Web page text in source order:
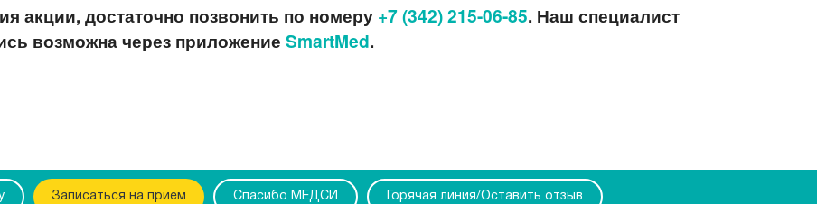
акции, достаточно позвонить по номеру +7 (342) 215-06-85. Наш специалист
возможна через приложение SmartMed.
Записаться на прием Спасибо МЕДСИ Горячая линия/Оставить отзыв